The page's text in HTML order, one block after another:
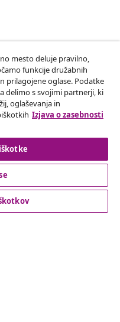
mesto deluje pravilno,
funkcije družabnih
prilagojene oglase. Podatke
delimo s svojimi partnerji, ki
oglaševanja in
Izjava o zasebnosti